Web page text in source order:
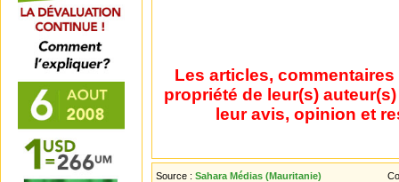
Les articles,
propriété de leur(s)
leur avis, opinion et
Source : Sahara Médias (Mauritanie)